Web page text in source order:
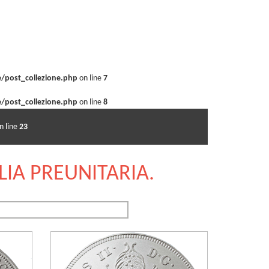
on line 7
on line 8
line 23
PREUNITARIA.